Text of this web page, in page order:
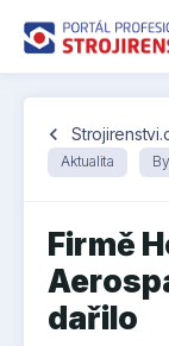
chevron_left
Aktualita
Firmě
dařilo